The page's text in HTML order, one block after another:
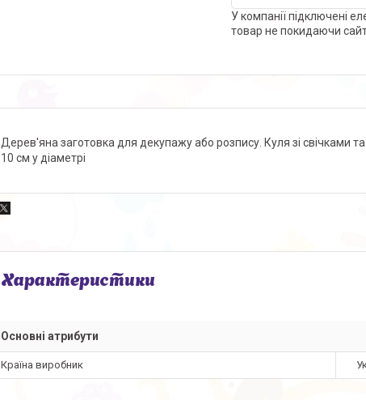
У компанії підключені
товар не покидаючи
Дерев'яна заготовка для декупажу або розпису. Куля зі свічками та
10 см у діаметрі
Характеристики
Основні атрибути
Країна виробник